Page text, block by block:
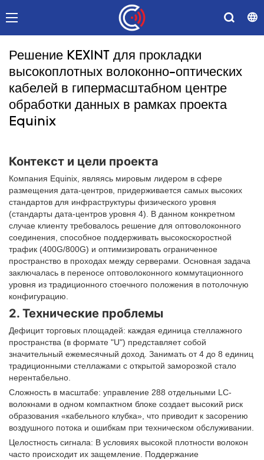
Решение KEXINT для прокладки
высокоплотных волоконно-оптических
кабелей в гипермасштабном центре
обработки данных в рамках проекта
Equinix
Контекст и цели проекта
Компания Equinix, являясь мировым лидером в сфере
размещения дата-центров, придерживается самых высоких
стандартов для инфраструктуры физического уровня
(стандарты дата-центров уровня 4). В данном конкретном
случае клиенту требовалось решение для оптоволоконного
соединения, способное поддерживать высокоскоростной
трафик (400G/800G) и оптимизировать ограниченное
пространство в проходах между серверами. Основная задача
заключалась в переносе оптоволоконного коммутационного
уровня из традиционного стоечного положения в потолочную
конфигурацию.
2. Технические проблемы
Дефицит торговых площадей: каждая единица стеллажного
пространства (в формате "U") представляет собой
значительный ежемесячный доход. Занимать от 4 до 8 единиц
традиционными стеллажами с открытой заморозкой стало
нерентабельно.
Сложность в масштабе: управление 288 отдельными LC-
волокнами в одном компактном блоке создает высокий риск
образования «кабельного клубка», что приводит к засорению
воздушного потока и ошибкам при техническом обслуживании.
Целостность сигнала: В условиях высокой плотности волокон
часто происходит их защемление. Поддержание